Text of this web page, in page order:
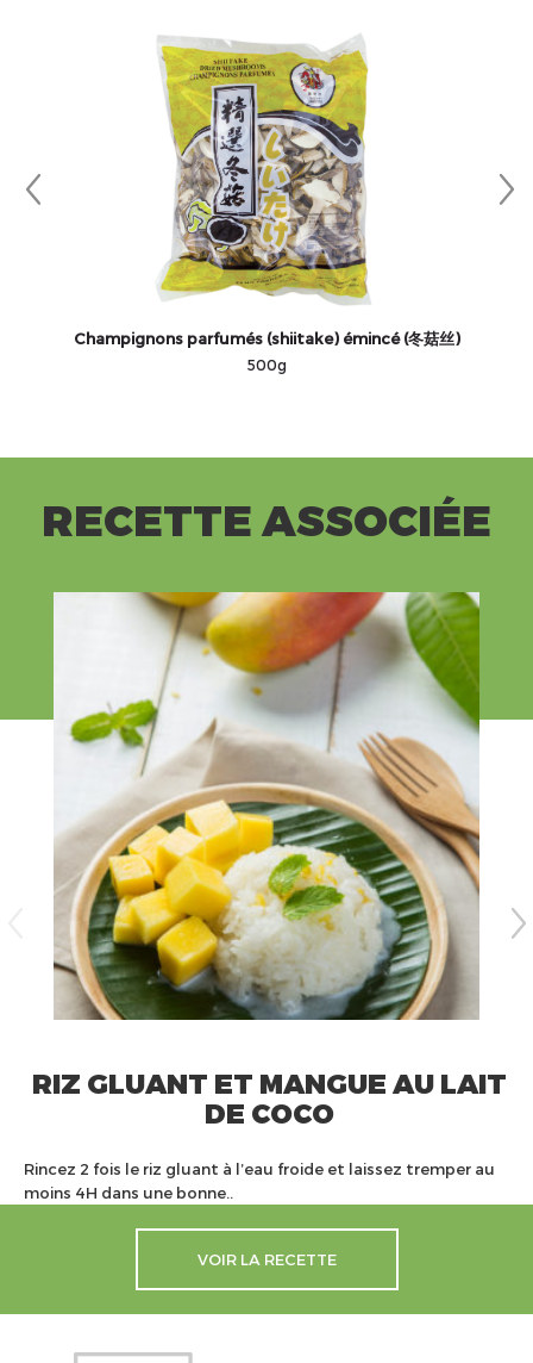
Champignons parfumés (shiitake) émincé (冬菇丝)
500g
RECETTE ASSOCIÉE
RIZ GLUANT ET MANGUE AU LAIT
DE COCO
Rincez 2 fois le riz gluant à l’eau froide et laissez tremper au
moins 4H dans une bonne..
VOIR LA RECETTE